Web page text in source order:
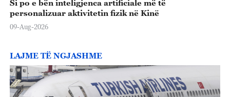
Si po e bën inteligjenca artificiale më të
personalizuar aktivitetin fizik në Kinë
09-Aug-2026
LAJME TË NGJASHME